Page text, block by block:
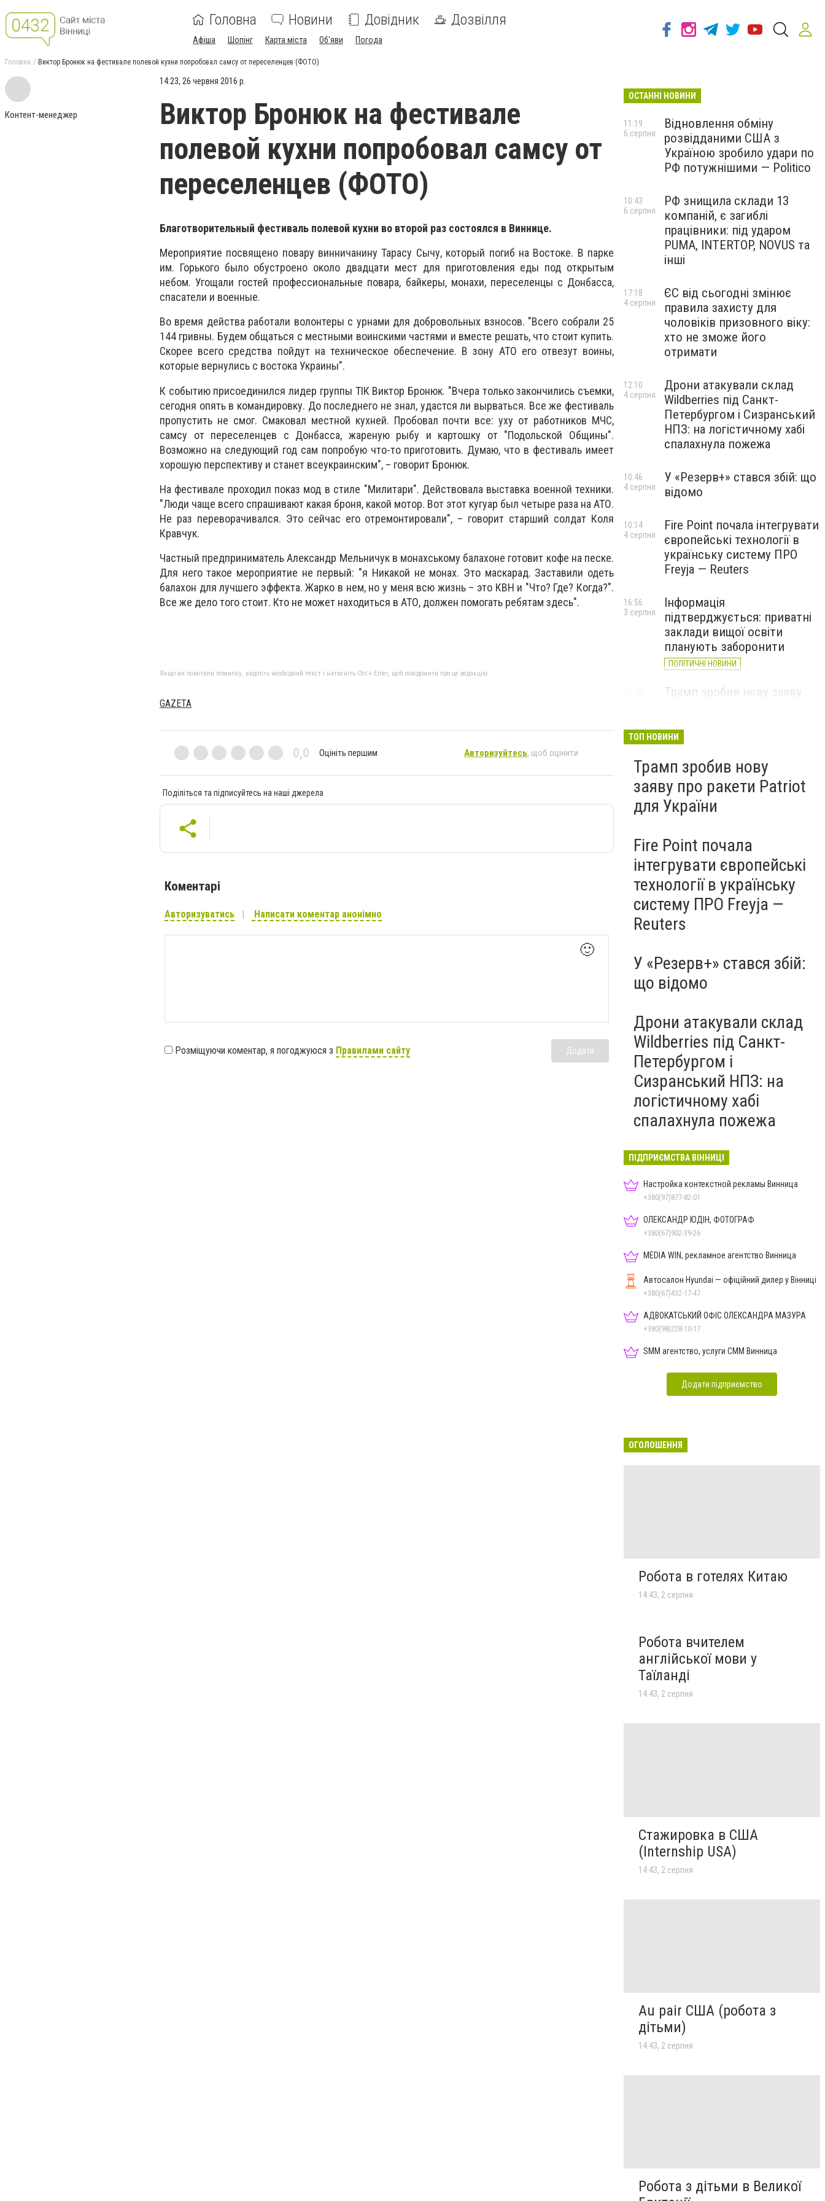
Головна Новини Довідник Дозвілля
Афіша Шопінг Карта міста Об'яви Погода
Головна Виктор Бронюк на фестивале полевой кухни попробовал самсу от переселенцев (ФОТО)
Контент-менеджер
14:23, 26 червня 2016 р.
Виктор Бронюк на фестивале
полевой кухни попробовал самсу от
переселенцев (ФОТО)
Благотворительный фестиваль полевой кухни во второй раз состоялся в Виннице.
Мероприятие посвящено повару винничанину Тарасу Сычу, который погиб на Востоке. В парке
им. Горького было обустроено около двадцати мест для приготовления еды под открытым
небом. Угощали гостей профессиональные повара, байкеры, монахи, переселенцы с Донбасса,
спасатели и военные.
Во время действа работали волонтеры с урнами для добровольных взносов. "Всего собрали 25
144 гривны. Будем общаться с местными воинскими частями и вместе решать, что стоит купить.
Скорее всего средства пойдут на техническое обеспечение. В зону АТО его отвезут воины,
которые вернулись с востока Украины".
К событию присоединился лидер группы ТІК Виктор Бронюк. "Вчера только закончились съемки,
сегодня опять в командировку. До последнего не знал, удастся ли вырваться. Все же фестиваль
пропустить не смог. Смаковал местной кухней. Пробовал почти все: уху от работников МЧС,
самсу от переселенцев с Донбасса, жареную рыбу и картошку от "Подольской Общины".
Возможно на следующий год сам попробую что-то приготовить. Думаю, что в фестиваль имеет
хорошую перспективу и станет всеукраинским", – говорит Бронюк.
На фестивале проходил показ мод в стиле "Милитари". Действовала выставка военной техники.
"Люди чаще всего спрашивают какая броня, какой мотор. Вот этот кугуар был четыре раза на АТО.
Не раз переворачивался. Это сейчас его отремонтировали", – говорит старший солдат Коля
Кравчук.
Частный предприниматель Александр Мельничук в монахському балахоне готовит кофе на песке.
Для него такое мероприятие не первый: "я Никакой не монах. Это маскарад. Заставили одеть
балахон для лучшего эффекта. Жарко в нем, но у меня всю жизнь – это КВН и "Что? Где? Когда?".
Все же дело того стоит. Кто не может находиться в АТО, должен помогать ребятам здесь".
Якщо ви помітили помилку, виділіть необхідний текст і натисніть Ctrl + Enter, щоб повідомити про це редакцію
GAZETA
0,0 Оцініть першим Авторизуйтесь, щоб оцінити
Поділіться та підписуйтесь на наші джерела
Коментарі
Авторизуватись Написати коментар анонімно
🙂
Розміщуючи коментар, я погоджуюся з Правилами сайту Додати
ОСТАННІ НОВИНИ
Відновлення обміну
розвідданими США з
Україною зробило удари по
РФ потужнішими — Politico
11:19
6 серпня
РФ знищила склади 13
компаній, є загиблі
працівники: під ударом
PUMA, INTERTOP, NOVUS та
інші
10:43
6 серпня
ЄС від сьогодні змінює
правила захисту для
чоловіків призовного віку:
хто не зможе його
отримати
17:18
4 серпня
Дрони атакували склад
Wildberries під Санкт-
Петербургом і Сизранський
НПЗ: на логістичному хабі
спалахнула пожежа
12:10
4 серпня
У «Резерв+» стався збій: що
відомо
10:46
4 серпня
Fire Point почала інтегрувати
європейські технології в
українську систему ПРО
Freyja — Reuters
10:14
4 серпня
Інформація
підтверджується: приватні
заклади вищої освіти
планують заборонити
ПОЛІТИЧНІ НОВИНИ
16:56
3 серпня
Трамп зробив нову заяву
ТОП НОВИНИ
Трамп зробив нову
заяву про ракети Patriot
для України
Fire Point почала
інтегрувати європейські
технології в українську
систему ПРО Freyja —
Reuters
У «Резерв+» стався збій:
що відомо
Дрони атакували склад
Wildberries під Санкт-
Петербургом і
Сизранський НПЗ: на
логістичному хабі
спалахнула пожежа
ПІДПРИЄМСТВА ВІННИЦІ
Настройка контекстной рекламы Винница
+380(97)877-82-01
ОЛЕКСАНДР ЮДІН, ФОТОГРАФ
+380(67)902-39-26
MEDIA WIN, рекламное агентство Винница
Автосалон Hyundai — офіційний дилер у Вінниці
+380(67)432-17-47
АДВОКАТСЬКИЙ ОФІС ОЛЕКСАНДРА МАЗУРА
+380(98)228-10-17
SMM агентство, услуги СММ Винница
Додати підприємство
ОГОЛОШЕННЯ
Робота в готелях Китаю
14:43, 2 серпня
Робота вчителем
англійської мови у
Таїланді
14:43, 2 серпня
Стажировка в США
(Internship USA)
14:43, 2 серпня
Au pair США (робота з
дітьми)
14:43, 2 серпня
Робота з дітьми в Великої